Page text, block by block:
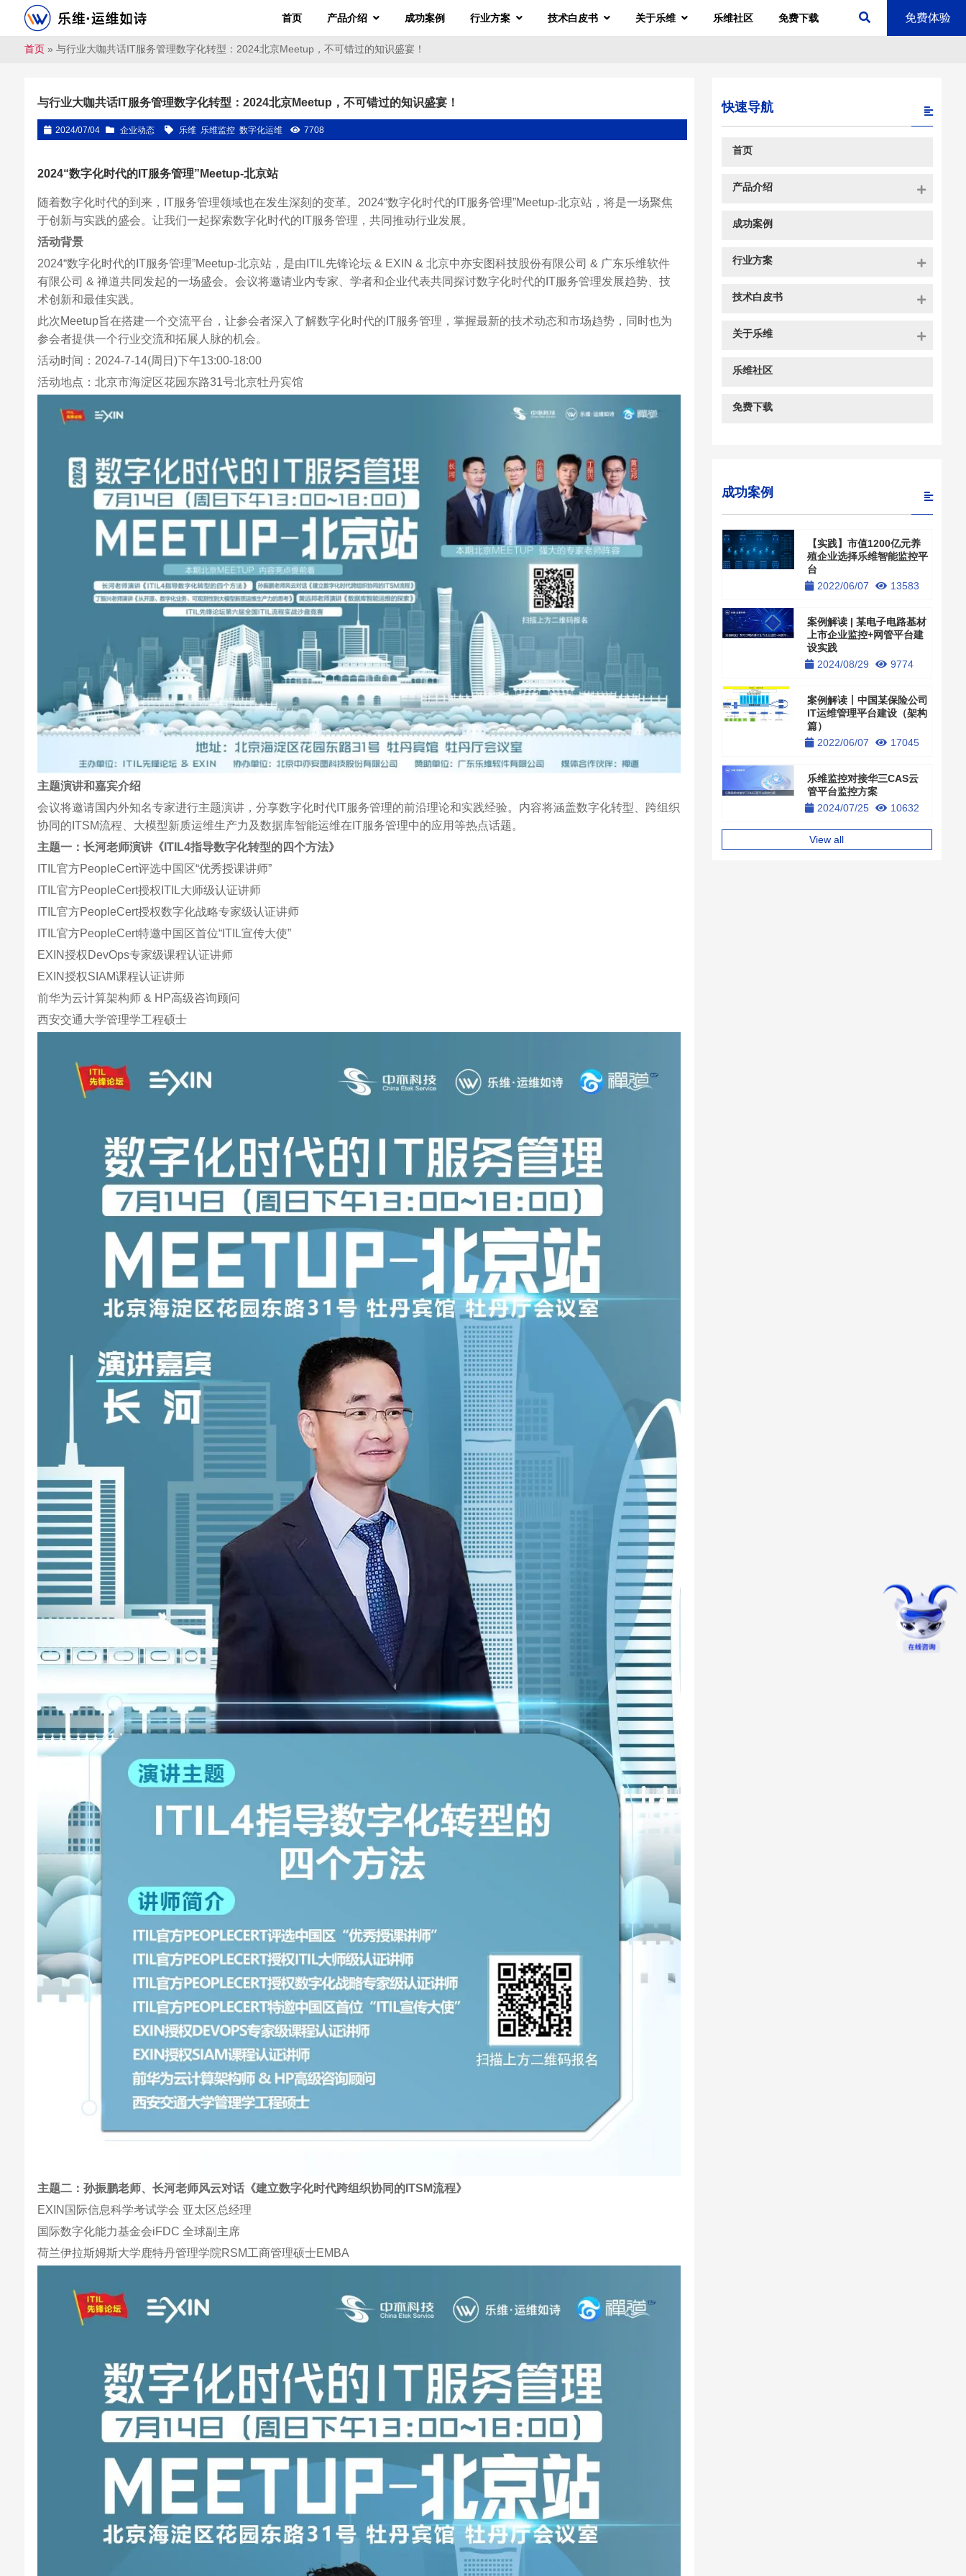
免费体验
首页 产品介绍 成功案例 行业方案 技术白皮书 关于乐维 乐维社区 免费下载
首页» 与行业大咖共话IT服务管理数字化转型：2024北京Meetup，不可错过的知识盛宴！
与行业大咖共话IT服务管理数字化转型：2024北京Meetup，不可错过的知识盛宴！
2024/07/04 企业动态 乐维 乐维监控 数字化运维 7708
2024“数字化时代的IT服务管理”Meetup-北京站
随着数字化时代的到来，IT服务管理领域也在发生深刻的变革。2024“数字化时代的IT服务管理”Meetup-北京站，将是一场聚焦
于创新与实践的盛会。让我们一起探索数字化时代的IT服务管理，共同推动行业发展。
活动背景
2024“数字化时代的IT服务管理”Meetup-北京站，是由ITIL先锋论坛 & EXIN & 北京中亦安图科技股份有限公司 & 广东乐维软件
有限公司 & 禅道共同发起的一场盛会。会议将邀请业内专家、学者和企业代表共同探讨数字化时代的IT服务管理发展趋势、技
术创新和最佳实践。
此次Meetup旨在搭建一个交流平台，让参会者深入了解数字化时代的IT服务管理，掌握最新的技术动态和市场趋势，同时也为
参会者提供一个行业交流和拓展人脉的机会。
活动时间：2024-7-14(周日)下午13:00-18:00
活动地点：北京市海淀区花园东路31号北京牡丹宾馆
主题演讲和嘉宾介绍
会议将邀请国内外知名专家进行主题演讲，分享数字化时代IT服务管理的前沿理论和实践经验。内容将涵盖数字化转型、跨组织
协同的ITSM流程、大模型新质运维生产力及数据库智能运维在IT服务管理中的应用等热点话题。
主题一：长河老师演讲《ITIL4指导数字化转型的四个方法》
ITIL官方PeopleCert评选中国区“优秀授课讲师”
ITIL官方PeopleCert授权ITIL大师级认证讲师
ITIL官方PeopleCert授权数字化战略专家级认证讲师
ITIL官方PeopleCert特邀中国区首位“ITIL宣传大使”
EXIN授权DevOps专家级课程认证讲师
EXIN授权SIAM课程认证讲师
前华为云计算架构师 & HP高级咨询顾问
西安交通大学管理学工程硕士
主题二 ：孙振鹏老师、长河老师风云对话《建立数字化时代跨组织协同的ITSM流程》
EXIN国际信息科学考试学会 亚太区总经理
国际数字化能力基金会iFDC 全球副主席
荷兰伊拉斯姆斯大学鹿特丹管理学院RSM工商管理硕士EMBA
快速导航
首页
产品介绍
成功案例
行业方案
技术白皮书
关于乐维
乐维社区
免费下载
成功案例
【实践】市值1200亿元养
殖企业选择乐维智能监控平
台
2022/06/07
13583
案例解读 | 某电子电路基材
上市企业监控+网管平台建
设实践
2024/08/29
9774
案例解读丨中国某保险公司
IT运维管理平台建设（架构
篇）
2022/06/07
17045
乐维监控对接华三CAS云
管平台监控方案
2024/07/25
10632
View all